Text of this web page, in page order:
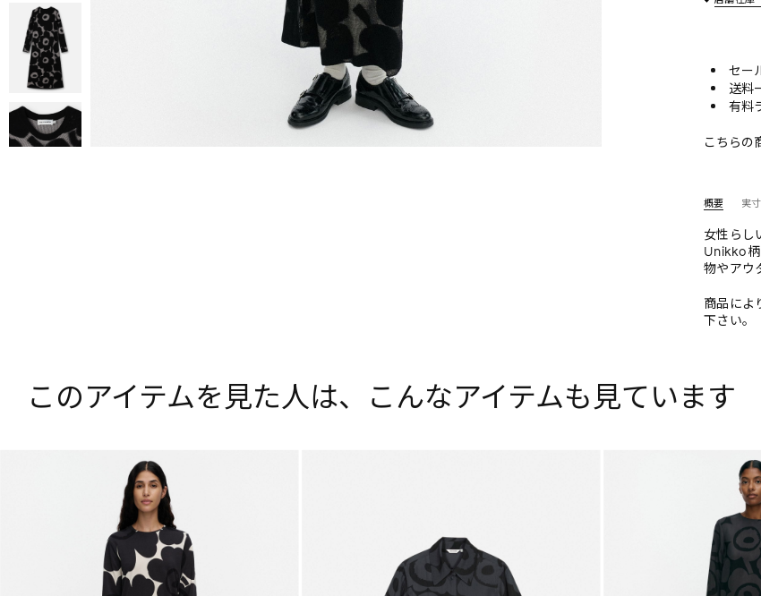
セー
送料
有料
こちらの
概要
女性らし
Unikko柄
物やアウ
商品によ
下さい。
実寸
このアイテムを見た人は、 こんなアイテムも見ています